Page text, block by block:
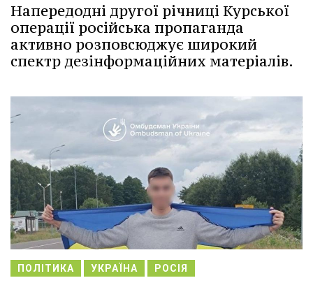
Напередодні другої річниці Курської
операції російська пропаганда
активно розповсюджує широкий
спектр дезінформаційних матеріалів.
ПОЛІТИКА УКРАЇНА РОСІЯ